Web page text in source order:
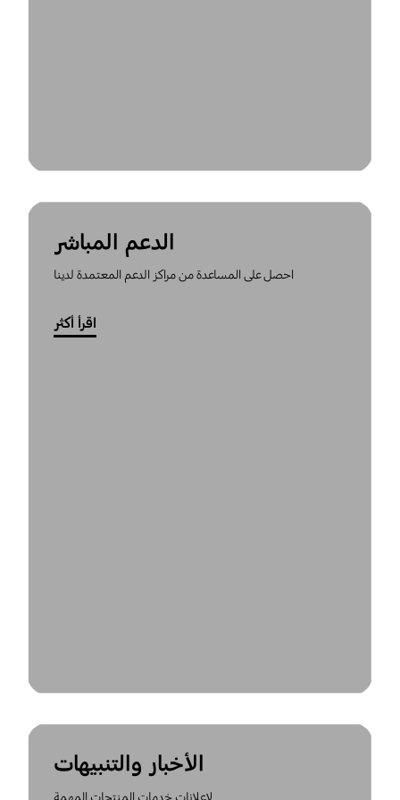
الدعم المباشر
احصل على المساعدة من مراكز الدعم المعتمدة لدينا
اقرأ أكثر
الأخبار والتنبيهات